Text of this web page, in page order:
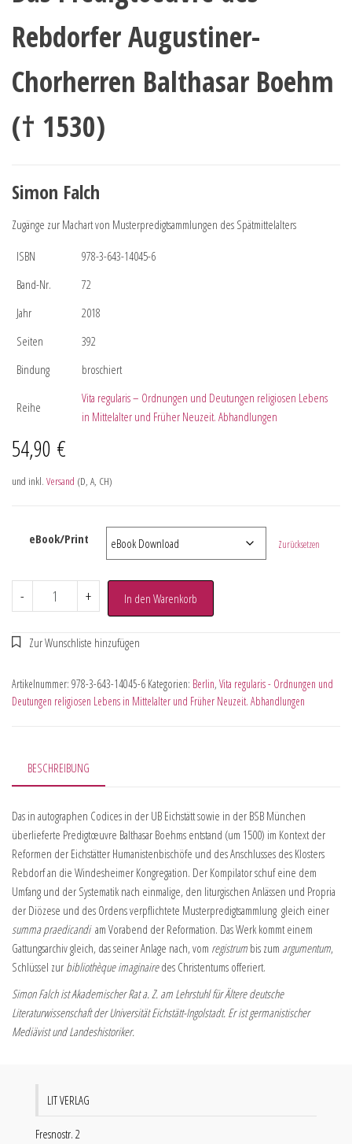
Rebdorfer Augustiner-
Chorherren Balthasar Boehm
(† 1530)
Simon Falch
Zugänge zur Machart von Musterpredigtsammlungen des Spätmittelalters
ISBN
978-3-643-14045-6
Band-Nr.
72
Jahr
2018
Seiten
392
Bindung
broschiert
Reihe
Vita regularis – Ordnungen und Deutungen religiosen Lebens
in Mittelalter und Früher Neuzeit. Abhandlungen
54,90 €
und inkl. Versand (D, A, CH)
eBook/Print Zurücksetzen
- + In den Warenkorb
Artikelnummer: 978-3-643-14045-6 Kategorien: Berlin, Vita regularis - Ordnungen und
Deutungen religiosen Lebens in Mittelalter und Früher Neuzeit. Abhandlungen
BESCHREIBUNG
Das in autographen Codices in der UB Eichstätt sowie in der BSB München
überlieferte Predigtœuvre Balthasar Boehms entstand (um 1500) im Kontext der
Reformen der Eichstätter Humanistenbischöfe und des Anschlusses des Klosters
Rebdorf an die Windesheimer Kongregation. Der Kompilator schuf eine dem
Umfang und der Systematik nach einmalige, den liturgischen Anlässen und Propria
der Diözese und des Ordens verpflichtete Musterpredigtsammlung  gleich einer
summa praedicandi am Vorabend der Reformation. Das Werk kommt einem
Gattungsarchiv gleich, das seiner Anlage nach, vom registrum bis zum argumentum,
Schlüssel zur bibliothèque imaginairedes Christentums offeriert.
Simon Falch ist Akademischer Rat a. Z. am Lehrstuhl für Ältere deutsche
Literaturwissenschaft der Universität Eichstätt-Ingolstadt. Er ist germanistischer
Mediävist und Landeshistoriker.
LIT VERLAG
Fresnostr. 2